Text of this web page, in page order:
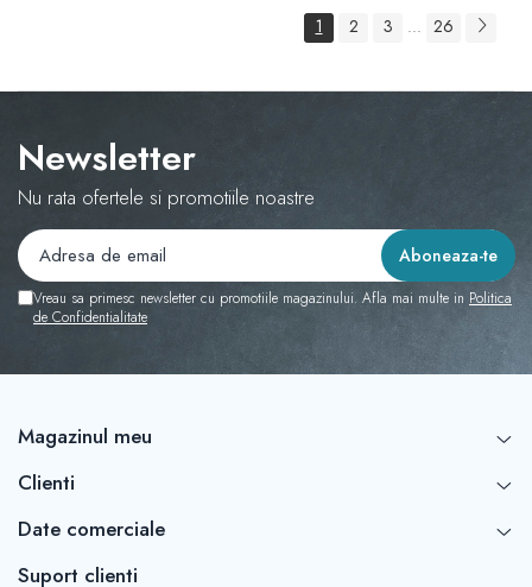
1 2 3 ... 26
Newsletter
Nu rata ofertele si promotiile noastre
Vreau sa primesc newsletter cu promotiile magazinului. Afla mai multe in Politica
de Confidentialitate
Magazinul meu
Clienti
Date comerciale
Suport clienti